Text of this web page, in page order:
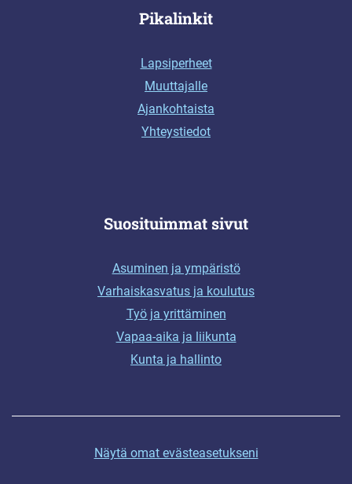
Pikalinkit
Lapsiperheet
Muuttajalle
Ajankohtaista
Yhteystiedot
Suosituimmat sivut
Asuminen ja ympäristö
Varhaiskasvatus ja koulutus
Työ ja yrittäminen
Vapaa-aika ja liikunta
Kunta ja hallinto
Näytä omat evästeasetukseni